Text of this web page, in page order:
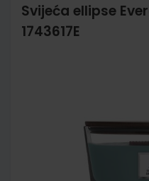
Svijeća ellipse
1743617E